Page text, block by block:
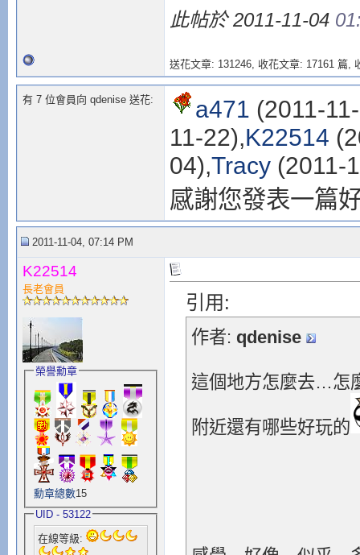
此帖於 2011-11-04
送花文章: 131246, 收花文章: 17161 篇,
有 7 位會員向 qdenise 送花: a471 (2011-
11-22),K22514
04),Tracy(2011-
感謝您發表一篇
2011-11-04, 07:14 PM
K22514
長老會員
榮譽勳章
勳章總數15
UID - 53122
在線等級:
引用:
作者: qdenise
這個地方怎麼去…怎
附近還有哪些好玩的